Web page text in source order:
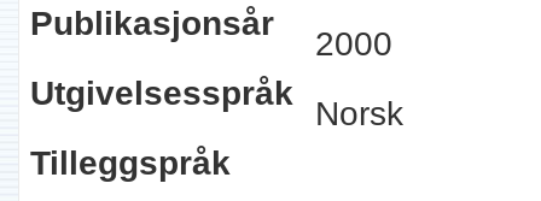
Publikasjonsår
2000
Utgivelsesspråk
Norsk
Tilleggspråk